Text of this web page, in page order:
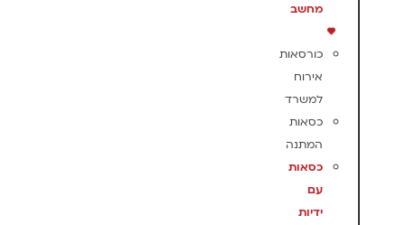
מחשב
כורסאות
אירוח
למשרד
כסאות
המתנה
כסאות
עם
ידיות